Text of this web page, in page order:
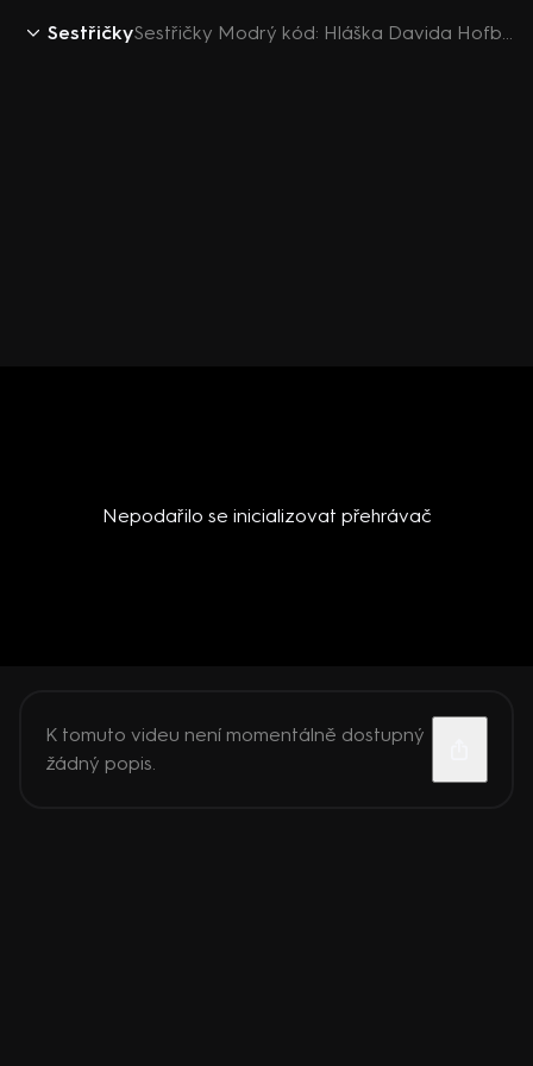
Sestřičky Sestřičky Modrý kód: Hláška Davida Hofbauera č.5
Nepodařilo se inicializovat přehrávač
K tomuto videu není momentálně dostupný
žádný popis.